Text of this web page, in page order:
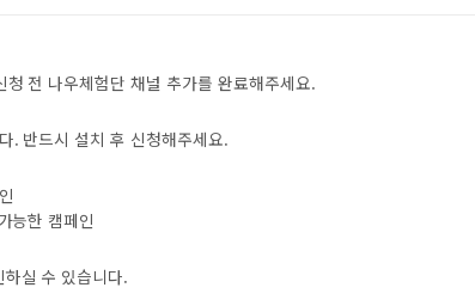
전 나우체험단 채널 추가를 완료해주세요.
. 반드시 설치 후 신청해주세요.
능한 캠페인
실 수 있습니다.